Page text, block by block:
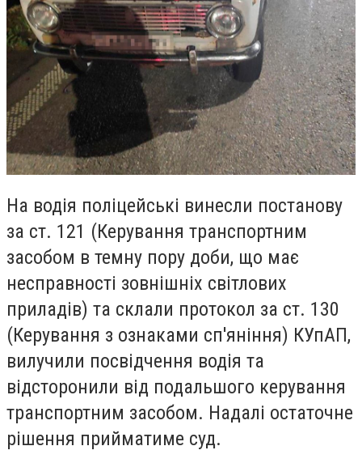
На водія поліцейські винесли постанову
за ст. 121 (Керування транспортним
засобом в темну пору доби, що має
несправності зовнішніх світлових
приладів) та склали протокол за ст. 130
(Керування з ознаками сп'яніння) КУпАП,
вилучили посвідчення водія та
відсторонили від подальшого керування
транспортним засобом. Надалі остаточне
рішення прийматиме суд.